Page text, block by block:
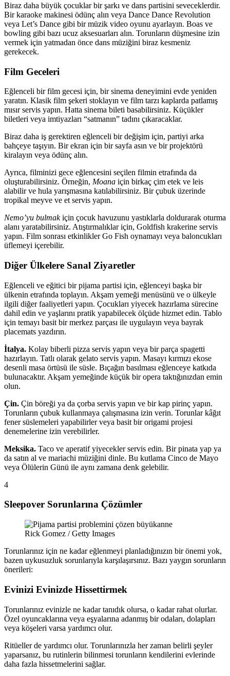
Biraz daha büyük çocuklar bir şarkı ve dans partisini seveceklerdir.
Bir karaoke makinesi ödünç alın veya Dance Dance Revolution
veya Let’s Dance gibi bir müzik video oyunu ayarlayın. Boas ve
bowling gibi bazı ucuz aksesuarları alın. Torunların düşmesine izin
vermek için yatmadan önce dans müziğini biraz kesmeniz
gerekecek.
Film Geceleri
Eğlenceli bir film gecesi için, bir sinema deneyimini evde yeniden
yaratın. Klasik film şekeri stoklayın ve film tarzı kaplarda patlamış
mısır servis yapın. Hatta sinema bileti basabilirsiniz. Küçükler
biletleri veya imtiyazları “satmanın” tadını çıkaracaklar.
Biraz daha iş gerektiren eğlenceli bir değişim için, partiyi arka
bahçeye taşıyın. Bir ekran için bir sayfa asın ve bir projektörü
kiralayın veya ödünç alın.
Ayrıca, filminizi gece eğlencesini seçilen filmin etrafında da
oluşturabilirsiniz. Örneğin, Moana için birkaç çim etek ve leis
alabilir ve hula yarışmasına katılabilirsiniz. Bir çubuk üzerinde
tropikal meyve ve et servis yapın.
Nemo’yu bulmakiçin çocuk havuzunu yastıklarla doldurarak oturma
alanı yaratabilirsiniz. Atıştırmalıklar için, Goldfish krakerine servis
yapın. Film sonrası etkinlikler Go Fish oynamayı veya baloncukları
üflemeyi içerebilir.
Diğer Ülkelere Sanal Ziyaretler
Eğlenceli ve eğitici bir pijama partisi için, eğlenceyi başka bir
ülkenin etrafında toplayın. Akşam yemeği menüsünü ve o ülkeyle
ilgili diğer faaliyetleri yapın. Çocukları yiyecek hazırlama sürecine
dahil edin ve yaşlarını pratik yapabilecek ölçüde hizmet edin. Tablo
için temayı basit bir merkez parçası ile uygulayın veya bayrak
placemats yazdırın.
İtalya. Kolay biberli pizza servis yapın veya bir parça spagetti
hazırlayın. Tatlı olarak gelato servis yapın. Masayı kırmızı ekose
desenli masa örtüsü ile süsle. Bıçağın basılması eğlenceye katkıda
bulunacaktır. Akşam yemeğinde küçük bir opera taktığınızdan emin
olun.
Çin. Çin böreği ya da çorba servis yapın ve bir kap pirinç yapın.
Torunların çubuk kullanmaya çalışmasına izin verin. Torunlar kâğıt
fener süslemeleri yapabilirler veya basit bir origami projesi
denemelerine izin verebilirler.
Meksika. Taco ve aperatif yiyecekler servis edin. Bir pinata yap ya
da satın al ve mariachi müziğini dinle. Bu kutlama Cinco de Mayo
veya Ölülerin Günü ile aynı zamana denk gelebilir.
4
Sleepover Sorunlarına Çözümler
Rick Gomez / Getty Images
Torunlarınız için ne kadar eğlenmeyi planladığınızın bir önemi yok,
bazen uykusuzluk sorunlarıyla karşılaşırsınız. Bazı yaygın sorunların
önerileri:
Evinizi Evinizde Hissettirmek
Torunlarınız evinizle ne kadar tanıdık olursa, o kadar rahat olurlar.
Özel oyuncaklarına veya eşyalarına adanmış bir odaları, dolapları
veya köşeleri varsa yardımcı olur.
Ritüeller de yardımcı olur. Torunlarınızla her zaman belirli şeyler
yaparsanız, bu rutinlerin bilinmesi torunların kendilerini evlerinde
daha fazla hissetmelerini sağlar.